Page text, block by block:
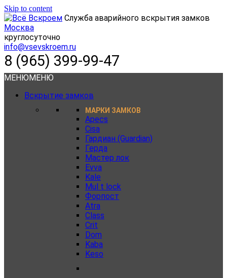
Skip to content
Служба аварийного вскрытия замков
Москва
круглосуточно
info@vsevskroem.ru
8 (965) 399-99-47
МЕНЮМЕНЮ
Вскрытие замков
МАРКИ ЗАМКОВ
Apecs
Cisa
Гардиан (Guardian)
Герда
Мастер лок
Evva
Kale
Mul t lock
Форпост
Atra
Class
Crit
Dom
Kaba
Keso